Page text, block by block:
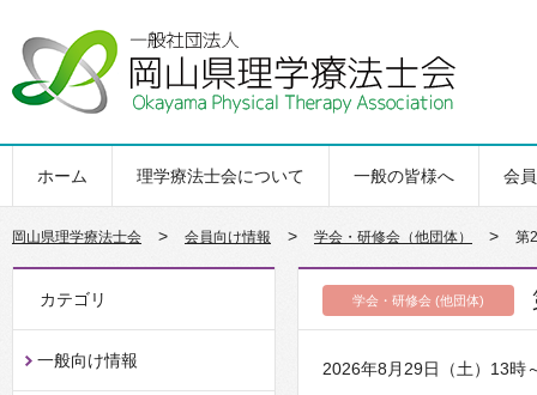
ホーム 理学療法士会について 一般の皆様へ 会
岡山県理学療法士会 > 会員向け情報 > 学会・研修会（他団体） > 第
カテゴリ
一般向け情報
学会・研修会 (他団体)
2026年8月29日（土）13時